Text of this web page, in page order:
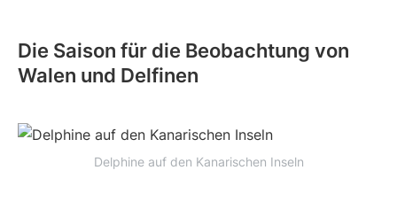
Die Saison für die Beobachtung von
Walen und Delfinen
Delphine auf den Kanarischen Inseln